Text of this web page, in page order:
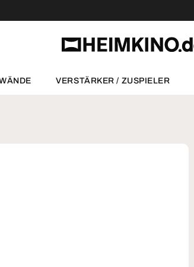
VERSTÄRKER / ZUSPIELER